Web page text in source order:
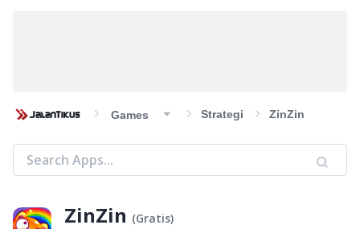
Games Strategi ZinZin
ZinZin (Gratis)